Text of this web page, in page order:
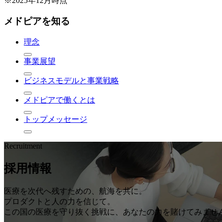
メドピアを知る
理念
事業展望
ビジネスモデルと事業戦略
メドピアで働くとは
トップメッセージ
Recruitment
採用情報
医療を次代へ残すための、航海を共に。
プロダクトと人の力を信じて。
この国の医療を守り抜く挑戦に、あなたの力を賭けてみませ